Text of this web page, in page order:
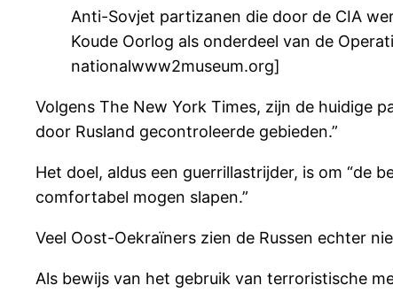
Anti-Sovjet partizanen die door de CIA
Koude Oorlog als onderdeel van de
nationalwww2museum.org]
Volgens The New York Times, zijn de huidige
door Rusland gecontroleerde gebieden.”
Het doel, aldus een guerrillastrijder, is om “de
comfortabel mogen slapen.”
Veel Oost-Oekraïners zien de Russen echter
Als bewijs van het gebruik van terroristische